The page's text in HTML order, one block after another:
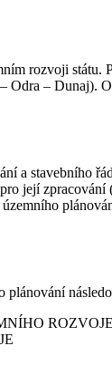
rozvoji
– Dunaj).
a stavebního
její
plánování
ROZVOJE